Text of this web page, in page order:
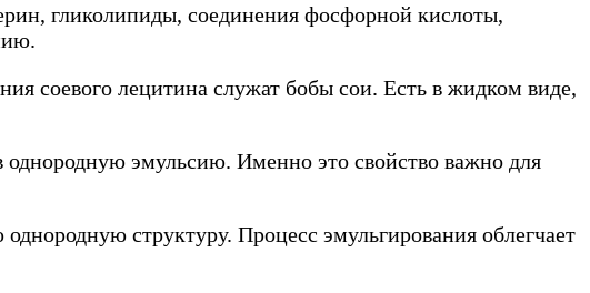
гликолипиды, соединения фосфорной кислоты,
соевого лецитина служат бобы сои. Есть в жидком виде,
однородную эмульсию. Именно это свойство важно для
структуру. Процесс эмульгирования облегчает